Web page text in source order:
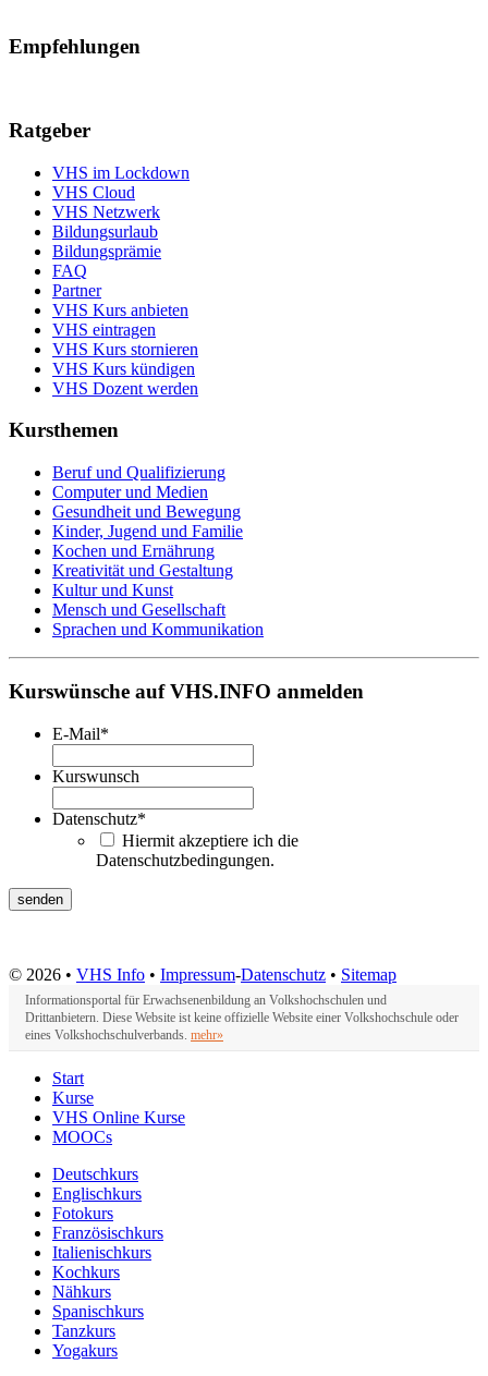
Empfehlungen
Ratgeber
VHS im Lockdown
VHS Cloud
VHS Netzwerk
Bildungsurlaub
Bildungsprämie
FAQ
Partner
VHS Kurs anbieten
VHS eintragen
VHS Kurs stornieren
VHS Kurs kündigen
VHS Dozent werden
Kursthemen
Beruf und Qualifizierung
Computer und Medien
Gesundheit und Bewegung
Kinder, Jugend und Familie
Kochen und Ernährung
Kreativität und Gestaltung
Kultur und Kunst
Mensch und Gesellschaft
Sprachen und Kommunikation
Kurswünsche auf VHS.INFO anmelden
E-Mail*
Kurswunsch
Datenschutz*
Hiermit akzeptiere ich die
Datenschutzbedingungen.
© 2026 • VHS Info • Impressum-Datenschutz • Sitemap
Informationsportal für Erwachsenenbildung an Volkshochschulen und
Drittanbietern. Diese Website ist keine offizielle Website einer Volkshochschule oder
eines Volkshochschulverbands. mehr»
Start
Kurse
VHS Online Kurse
MOOCs
Deutschkurs
Englischkurs
Fotokurs
Französischkurs
Italienischkurs
Kochkurs
Nähkurs
Spanischkurs
Tanzkurs
Yogakurs